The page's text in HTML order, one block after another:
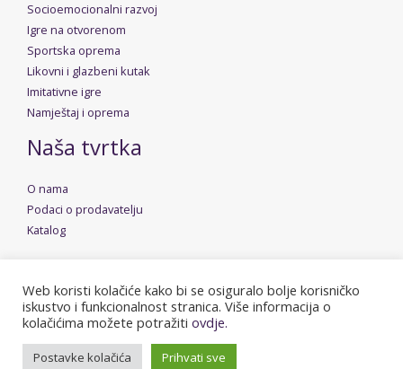
Socioemocionalni razvoj
Igre na otvorenom
Sportska oprema
Likovni i glazbeni kutak
Imitativne igre
Namještaj i oprema
Naša tvrtka
O nama
Podaci o prodavatelju
Katalog
Copyright © 2026 Dudica | Powered by Stolarija Rusan
Web koristi kolačiće kako bi se osiguralo bolje korisničko
iskustvo i funkcionalnost stranica. Više informacija o
kolačićima možete potražiti ovdje.
Postavke kolačića Prihvati sve